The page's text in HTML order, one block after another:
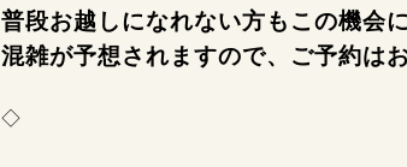
普段お越しになれない方もこの機会
混雑が予想されますので、ご予約は
◇